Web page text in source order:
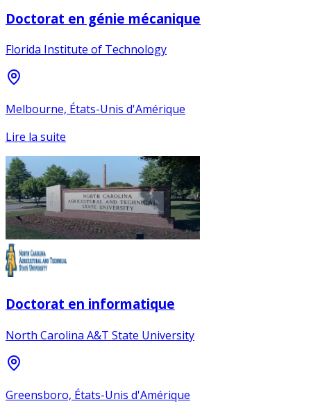
Doctorat en génie mécanique
Florida Institute of Technology
Melbourne, États-Unis d'Amérique
Lire la suite
Doctorat en informatique
North Carolina A&T State University
Greensboro, États-Unis d'Amérique